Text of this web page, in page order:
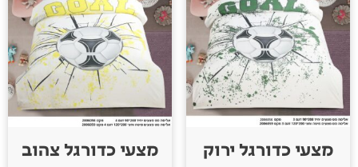
מצעי כדורגל ירוק מצעי כדורגל צהוב